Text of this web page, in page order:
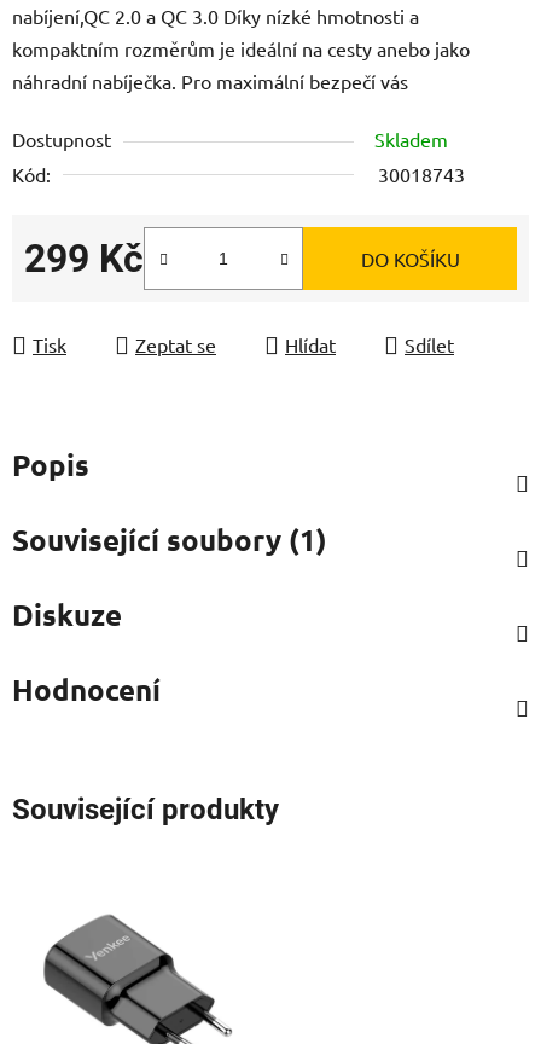
nabíjení,QC 2.0 a QC 3.0 Díky nízké hmotnosti a
kompaktním rozměrům je ideální na cesty anebo jako
náhradní nabíječka. Pro maximální bezpečí vás
Dostupnost
Skladem
Kód:
30018743
299 Kč DO KOŠÍKU
Tisk Zeptat se Hlídat Sdílet
Popis
Související soubory (1)
Diskuze
Hodnocení
Související produkty